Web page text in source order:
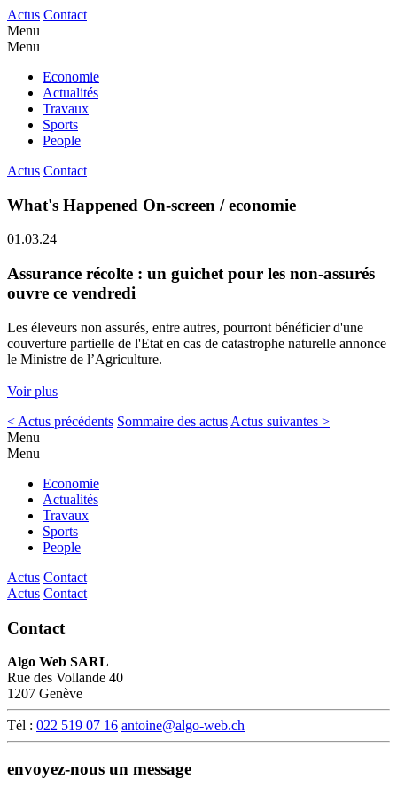
Actus Contact
Menu
Menu
Economie
Actualités
Travaux
Sports
People
Actus Contact
What's Happened On-screen / economie
01.03.24
Assurance récolte : un guichet pour les non-assurés
ouvre ce vendredi
Les éleveurs non assurés, entre autres, pourront bénéficier d'une
couverture partielle de l'Etat en cas de catastrophe naturelle annonce
le Ministre de l’Agriculture.
Voir plus
< Actus précédents Sommaire des actus Actus suivantes >
Menu
Menu
Economie
Actualités
Travaux
Sports
People
Actus Contact
Actus Contact
Contact
Algo Web SARL
Rue des Vollande 40
1207 Genève
Tél : 022 519 07 16 antoine@algo-web.ch
envoyez-nous un message